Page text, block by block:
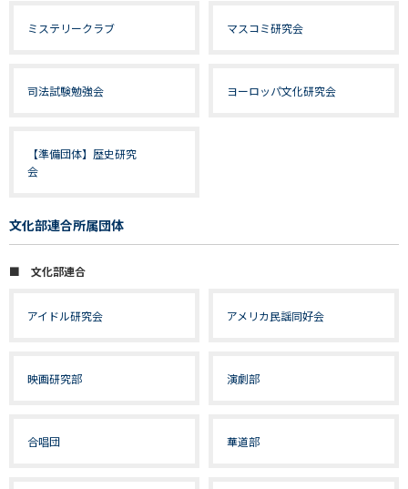
ミステリークラブ マスコミ研究会
司法試験勉強会 ヨーロッパ文化研究会
【準備団体】歴史研究
会
文化部連合所属団体
■ 文化部連合
アイドル研究会 アメリカ民謡同好会
映画研究部 演劇部
合唱団 華道部